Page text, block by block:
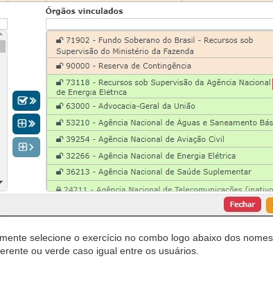
selecione o exercício no combo logo abaixo dos
ou verde caso igual entre os usuários.